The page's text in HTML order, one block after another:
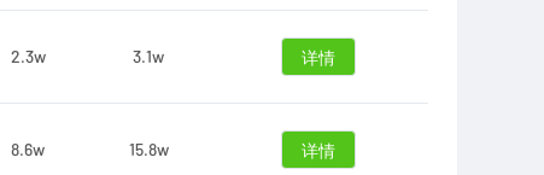
2.3w 3.1w 详情
8.6w 15.8w 详情